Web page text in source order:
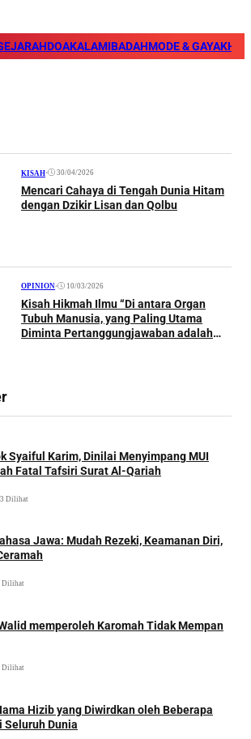
DOAKALAMIBADAHMODE & GAYA
KISAH• 30/04/2026
Mencari Cahaya di Tengah Dunia Hitam
dengan Dzikir Lisan dan Qolbu
OPINION• 10/03/2026
Kisah Hikmah Ilmu “Di antara Organ
Tubuh Manusia, yang Paling Utama
Diminta Pertanggungjawaban adalah
Syaiful Karim, Dinilai Menyimpang MUI
Fatal Tafsiri Surat Al-Qariah
Dilihat
Jawa: Mudah Rezeki, Keamanan Diri,
Dilihat
memperoleh Karomah Tidak Mempan
Dilihat
Hizib yang Diwirdkan oleh Beberapa
Seluruh Dunia